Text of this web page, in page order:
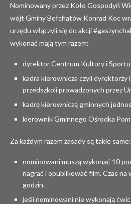
Nominowany przez Koło Gospodyń
wójt Gminy Bełchatów Konrad Koc
urzędu włączyli się do akcji
wykonać mają tym razem:
dyrektor Centrum Kultury i
kadra kierownicza czyli dyrektorzy
przedszkoli prowadzonych przez
kadrę kierowniczą gminnych
kierownik Gminnego Ośrodka
Za każdym razem zasady są takie same:
nominowani muszą wykonać 10
nagrać i opublikować film. Czas na
godzin.
jeśli nominowani nie wykonają